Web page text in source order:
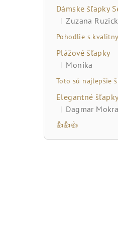
l
Dámske šľapky
Hodnotenie
| Zuzana
Pohodlie s
Plážové šľapky
Hodnotenie
| Monika
Toto sú najlepšie
Elegantné
Hodnotenie
| Dagmar Mokra
👍👍👍